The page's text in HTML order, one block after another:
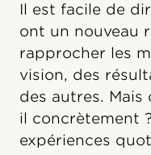
Il est facile de
ont un nouveau
rapprocher les
vision, des
des autres.
il concrètement
expériences